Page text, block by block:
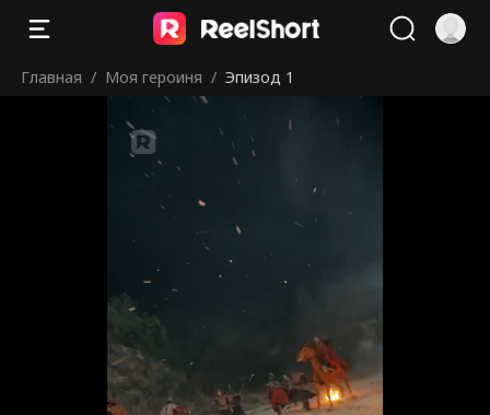
Главная / Моя героиня / Эпизод 1